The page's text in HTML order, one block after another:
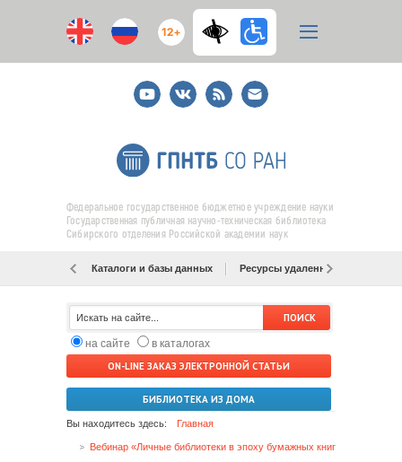
12+
YoutubeВКонтакте
RSS
E-
mail
подписка
Федеральное государственное бюджетное учреждение науки
Государственная публичная научно-техническая библиотека
Сибирского отделения Российской академии наук
Каталоги и базы данных Ресурсы удаленного доступа
на сайте
в каталогах
ON-LINE ЗАКАЗ ЭЛЕКТРОННОЙ СТАТЬИ
БИБЛИОТЕКА ИЗ ДОМА
Вы находитесь здесь: Главная